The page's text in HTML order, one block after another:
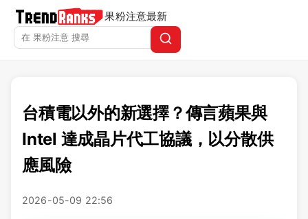
果粉注意最新
台積電以外的新選擇？傳言蘋果與
Intel 達成晶片代工協議，以分散供
應風險
2026-05-09 22:56